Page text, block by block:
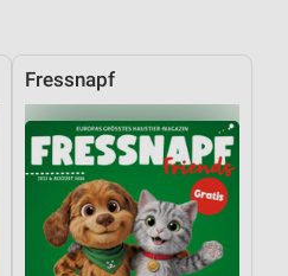
Fressnapf